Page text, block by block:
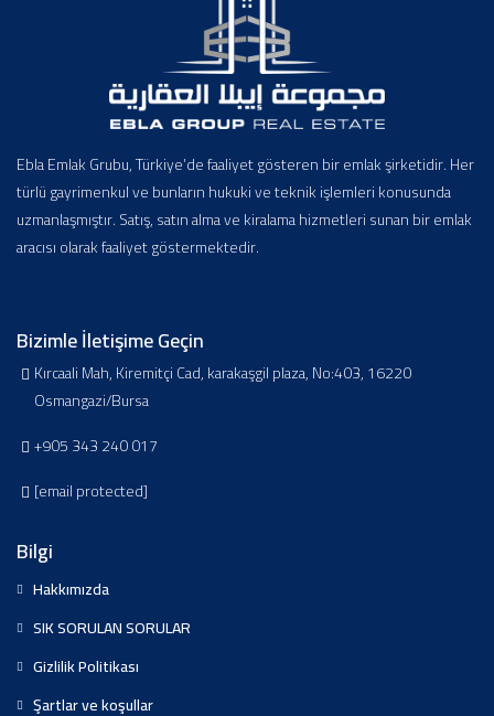
Ebla Emlak Grubu, Türkiye’de faaliyet gösteren bir emlak şirketidir. Her
türlü gayrimenkul ve bunların hukuki ve teknik işlemleri konusunda
uzmanlaşmıştır. Satış, satın alma ve kiralama hizmetleri sunan bir emlak
aracısı olarak faaliyet göstermektedir.
Bizimle İletişime Geçin
Kırcaali Mah, Kiremitçi Cad, karakaşgil plaza, No:403, 16220
Osmangazi/Bursa
+905 343 240 017
[email protected]
Bilgi
Hakkımızda
SIK SORULAN SORULAR
Gizlilik Politikası
Şartlar ve koşullar